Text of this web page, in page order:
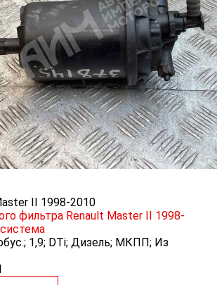
II 1998-2010
фильтра Renault Master II 1998-
1,9; DTi; Дизель; МКПП; Из